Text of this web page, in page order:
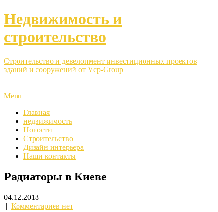
Недвижимость и
строительство
Строительство и девелопмент инвестиционных проектов
зданий и сооружений от Vcp-Group
Menu
Главная
недвижимость
Новости
Строительство
Дизайн интерьера
Наши контакты
Радиаторы в Киеве
04.12.2018
| Комментариев нет